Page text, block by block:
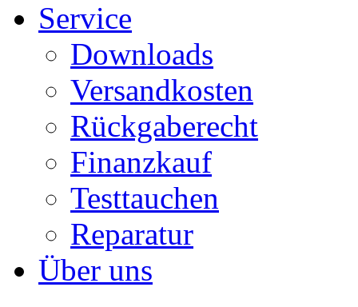
Service
Downloads
Versandkosten
Rückgaberecht
Finanzkauf
Testtauchen
Reparatur
Über uns